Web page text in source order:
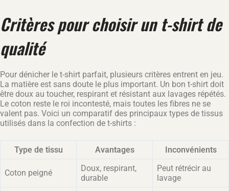
Critères pour choisir un t-shirt de
qualité
Pour dénicher le t-shirt parfait, plusieurs critères entrent en jeu.
La matière est sans doute le plus important. Un bon t-shirt doit
être doux au toucher, respirant et résistant aux lavages répétés.
Le coton reste le roi incontesté, mais toutes les fibres ne se
valent pas. Voici un comparatif des principaux types de tissus
utilisés dans la confection de t-shirts :
Type de tissu Avantages Inconvénients
Coton peigné
Doux, respirant,
durable
Peut rétrécir au
lavage